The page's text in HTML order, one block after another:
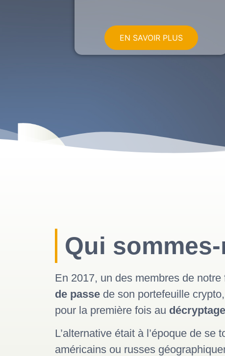
EN SAVOIR PLUS
Qui
En 2017, un des membres de notre
de passe de son portefeuille
pour la première fois au décryptage
L’alternative était à l’époque de se
américains ou russes